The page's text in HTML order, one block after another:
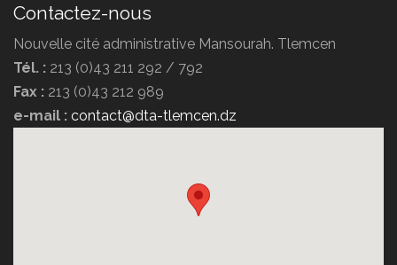
Agence de voyage DIPLOMATE
Contactez-nous
Nouvelle cité administrative Mansourah. Tlemcen
Tél. : 213 (0)43 211 292 / 792
Fax : 213 (0)43 212 989
e-mail : contact@dta-tlemcen.dz